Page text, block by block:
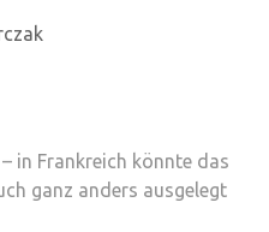
in Frankreich könnte das
ganz anders ausgelegt